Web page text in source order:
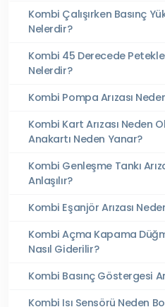
Kombi Çalışırken Basınç
Nelerdir?
Kombi 45 Derecede
Nelerdir?
Kombi Pompa Arızası
Kombi Kart Arızası Neden
Anakartı Neden Yanar?
Kombi Genleşme Tankı
Anlaşılır?
Kombi Eşanjör Arızası
Kombi Açma Kapama
Nasıl Giderilir?
Kombi Basınç Göstergesi
Kombi Isı Sensörü Neden